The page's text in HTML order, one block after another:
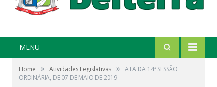
MENU
Home » Atividades Legislativas »
ATA DA 14ª SESSÃO
ORDINÁRIA, DE 07 DE MAIO DE 2019